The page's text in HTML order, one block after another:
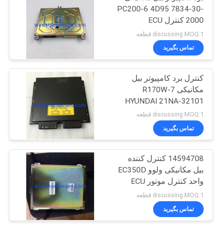
مانیتور بیل مکانیکی
33
سوئیچ شعله
12
PC200-6 4D95 7834-30-
2000 کنترل ECU
Komatsu
discussing MOQ:1 قطعه
تماس بگیرید
کنترل برد کامپیوتر بیل
مکانیکی R170W-7
HYUNDAI 21NA-32101
21NA-34100
discussing MOQ:1 قطعه
تماس بگیرید
14594708 کنترل کننده
بیل مکانیکی ولوو EC350D
واحد کنترل موتور ECU
discussing MOQ:1 قطعه
تماس بگیرید